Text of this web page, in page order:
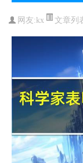
网友: kx 文章列